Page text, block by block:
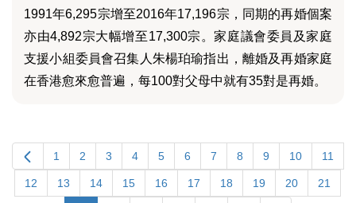
1991年6,295宗增至2016年17,196宗，同期的再婚個案
亦由4,892宗大幅增至17,300宗。家庭議會委員及家庭
支援小組委員會召集人朱楊珀瑜指出，離婚及再婚家庭
在香港愈來愈普遍，每100對父母中就有35對是再婚。
1 2 3 4 5 6 7 8 9 10 11
12 13 14 15 16 17 18 19 20 21